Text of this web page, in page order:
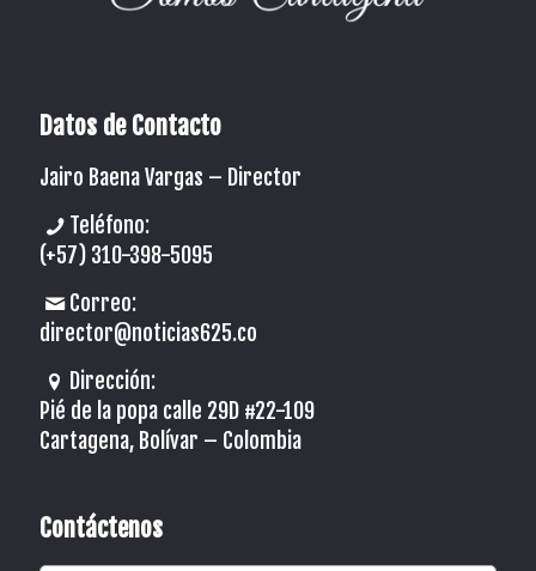
Datos de Contacto
Jairo Baena Vargas – Director
Teléfono:
(+57) 310-398-5095
Correo:
director@noticias625.co
Dirección:
Pié de la popa calle 29D #22-109
Cartagena, Bolívar – Colombia
Contáctenos